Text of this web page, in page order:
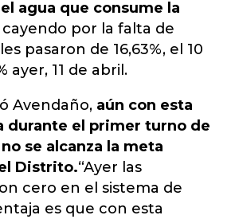
agua que consume la
por la falta de
pasaron de 16,63%, el 10
ayer, 11 de abril.
Avendaño, aún con esta
durante el primer turno de
se alcanza la meta
Distrito.“Ayer las
cero en el sistema de
es que con esta